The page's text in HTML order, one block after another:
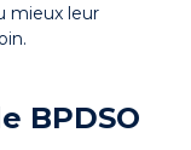
mieux leur
BPDSO